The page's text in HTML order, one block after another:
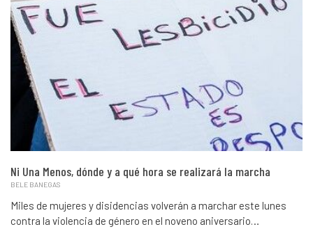
Ni Una Menos, dónde y a qué hora se realizará la marcha
BELE BANEGAS
Miles de mujeres y disidencias volverán a marchar este lunes
contra la violencia de género en el noveno aniversario…